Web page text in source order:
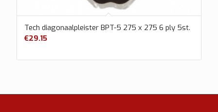
Tech diagonaalpleister BPT-5 275 x 275 6 ply 5st.
€29.15